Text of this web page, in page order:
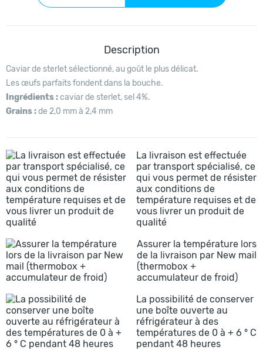
Description
Caviar de sterlet sélectionné, au goût le plus délicat.
Les œufs parfaits fondent dans la bouche.
Ingrédients :caviar de sterlet, sel 4%.
Grains :de 2,0 mm à 2,4 mm
La livraison est effectuée
par transport spécialisé, ce
qui vous permet de résister
aux conditions de
température requises et de
vous livrer un produit de
qualité
Assurer la température lors
de la livraison par New mail
(thermobox +
accumulateur de froid)
La possibilité de conserver
une boîte ouverte au
réfrigérateur à des
températures de 0 à + 6 ° C
pendant 48 heures